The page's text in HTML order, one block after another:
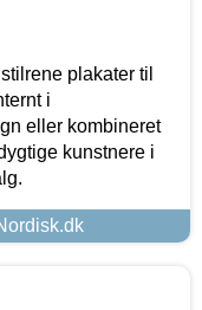
plakater til
i
eller kombineret
kunstnere i